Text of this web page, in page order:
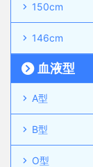
150cm
146cm
血液型
A型
B型
O型